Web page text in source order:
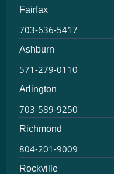
Fairfax
703-636-5417
Ashburn
571-279-0110
Arlington
703-589-9250
Richmond
804-201-9009
Rockville